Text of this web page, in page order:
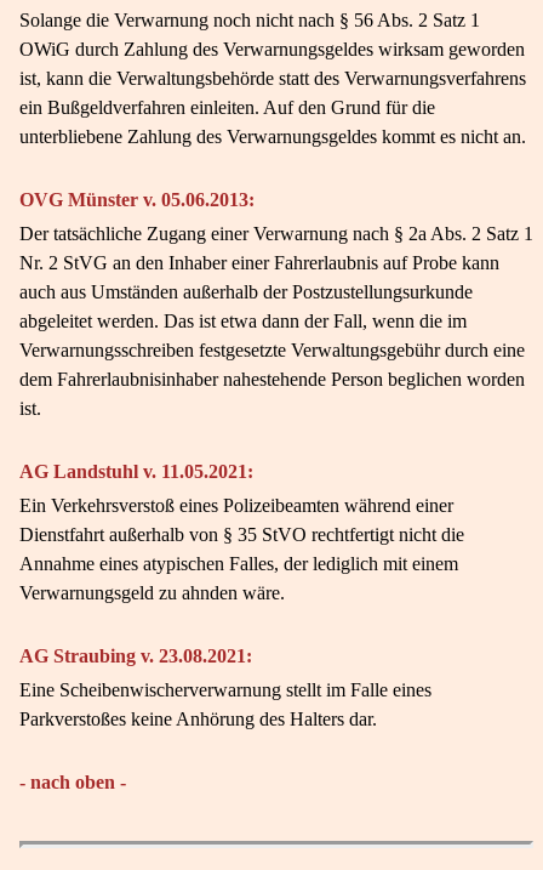
Solange die Verwarnung noch nicht nach § 56 Abs. 2 Satz 1
OWiG durch Zahlung des Verwarnungsgeldes wirksam geworden
ist, kann die Verwaltungsbehörde statt des Verwarnungsverfahrens
ein Bußgeldverfahren einleiten. Auf den Grund für die
unterbliebene Zahlung des Verwarnungsgeldes kommt es nicht an.
OVG Münster v. 05.06.2013:
Der tatsächliche Zugang einer Verwarnung nach § 2a Abs. 2 Satz 1
Nr. 2 StVG an den Inhaber einer Fahrerlaubnis auf Probe kann
auch aus Umständen außerhalb der Postzustellungsurkunde
abgeleitet werden. Das ist etwa dann der Fall, wenn die im
Verwarnungsschreiben festgesetzte Verwaltungsgebühr durch eine
dem Fahrerlaubnisinhaber nahestehende Person beglichen worden
ist.
AG Landstuhl v. 11.05.2021:
Ein Verkehrsverstoß eines Polizeibeamten während einer
Dienstfahrt außerhalb von § 35 StVO rechtfertigt nicht die
Annahme eines atypischen Falles, der lediglich mit einem
Verwarnungsgeld zu ahnden wäre.
AG Straubing v. 23.08.2021:
Eine Scheibenwischerverwarnung stellt im Falle eines
Parkverstoßes keine Anhörung des Halters dar.
- nach oben -